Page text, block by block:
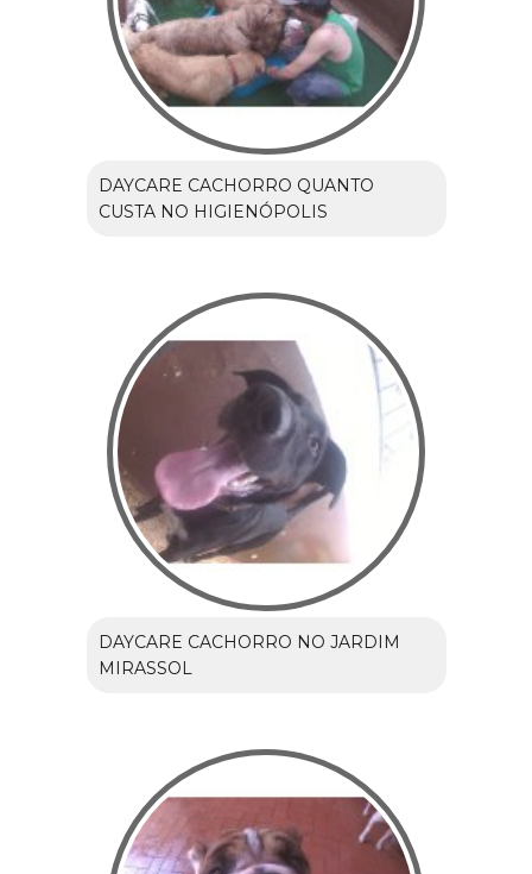
DAYCARE CACHORRO QUANTO
CUSTA NO HIGIENÓPOLIS
DAYCARE CACHORRO NO JARDIM
MIRASSOL